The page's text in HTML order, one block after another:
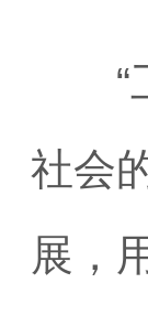
“工
社会
展，